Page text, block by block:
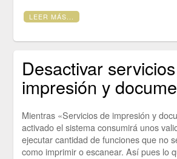
LEER MÁS...
Desactivar
impresión y
Mientras «Servicios de impresión y
activado el sistema consumirá unos
ejecutar cantidad de funciones que no
como imprimir o escanear. Así pues lo